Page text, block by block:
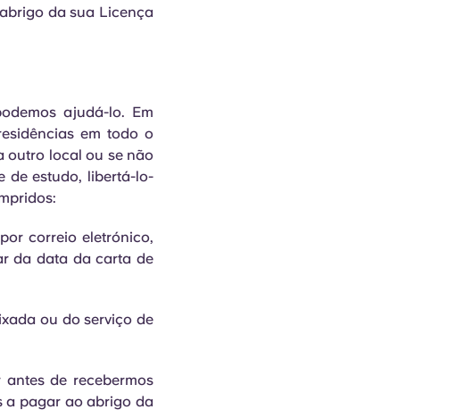
da sua Licença
ajudá-lo. Em
em todo o
outro local ou se não
de estudo, libertá-lo-
correio eletrónico,
da data da carta de
ou do serviço de
de recebermos
a pagar ao abrigo da